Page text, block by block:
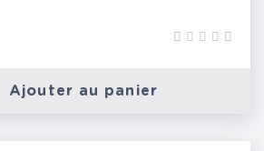
Ajouter au panier